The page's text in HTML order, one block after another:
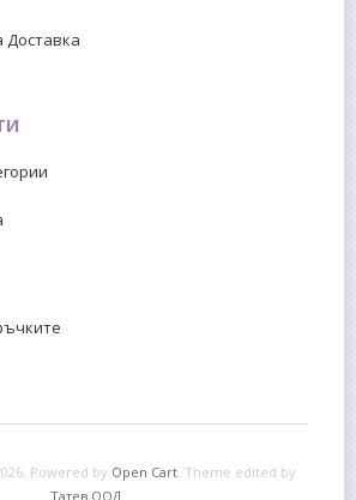
Powered by Open Cart. Theme edited by
Татев ООД.